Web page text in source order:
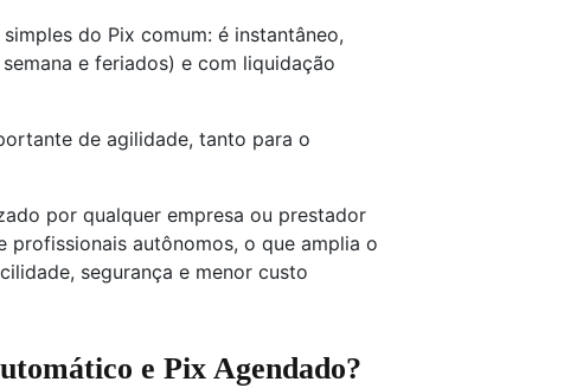
do Pix comum: é instantâneo,
e feriados) e com liquidação
de agilidade, tanto para o
por qualquer empresa ou prestador
profissionais autônomos, o que amplia o
segurança e menor custo
e Pix Agendado?